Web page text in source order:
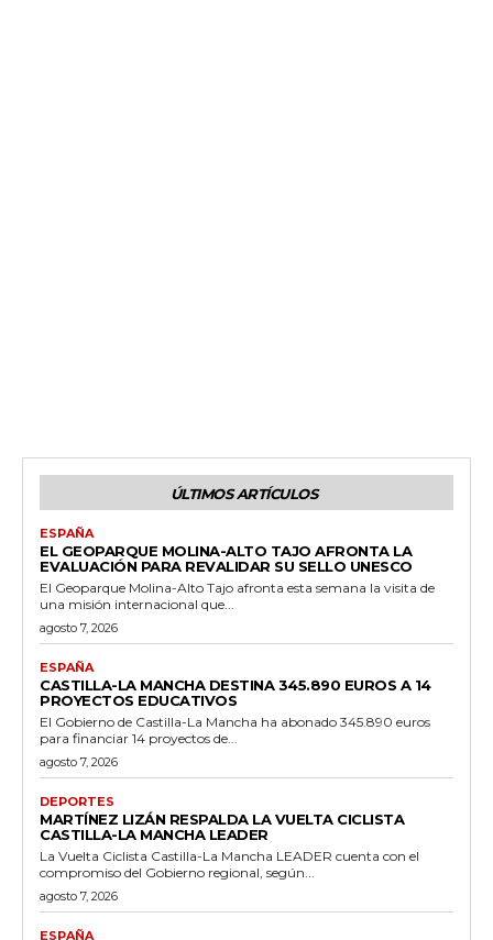
ÚLTIMOS ARTÍCULOS
ESPAÑA
EL GEOPARQUE MOLINA-ALTO TAJO AFRONTA LA
EVALUACIÓN PARA REVALIDAR SU SELLO UNESCO
El Geoparque Molina-Alto Tajo afronta esta semana la visita de
una misión internacional que...
agosto 7, 2026
ESPAÑA
CASTILLA-LA MANCHA DESTINA 345.890 EUROS A 14
PROYECTOS EDUCATIVOS
El Gobierno de Castilla-La Mancha ha abonado 345.890 euros
para financiar 14 proyectos de...
agosto 7, 2026
DEPORTES
MARTÍNEZ LIZÁN RESPALDA LA VUELTA CICLISTA
CASTILLA-LA MANCHA LEADER
La Vuelta Ciclista Castilla-La Mancha LEADER cuenta con el
compromiso del Gobierno regional, según...
agosto 7, 2026
ESPAÑA